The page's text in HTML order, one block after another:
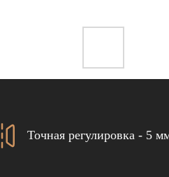
Точная регулировка - 5